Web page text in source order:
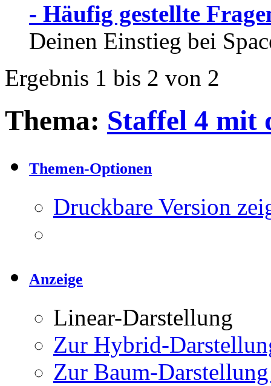
- Häufig gestellte
Deinen Einstieg bei
Ergebnis 1 bis 2 von 2
Thema: Staffel 4 mit
Themen-Optionen
Druckbare Version
Anzeige
Linear-Darstellung
Zur Hybrid-
Zur Baum-